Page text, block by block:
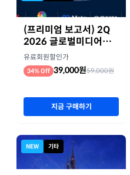
(프리미엄 보고서) 2Q
2026 글로벌미디어기
업 실적 종합 보고서
유료회원할인가
34% Off 39,000원59,000원
지금 구매하기
NEW 기타